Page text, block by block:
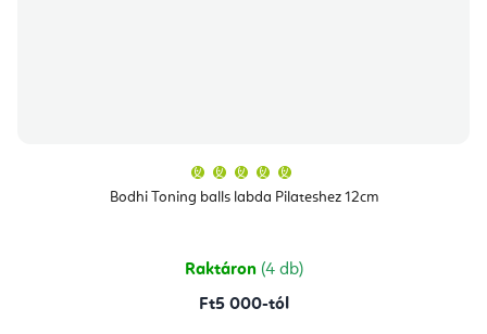
Bodhi Toning balls labda Pilateshez 12cm
átlagos
értékelése
csillag.
Raktáron (4 db)
Ft5 000-tól